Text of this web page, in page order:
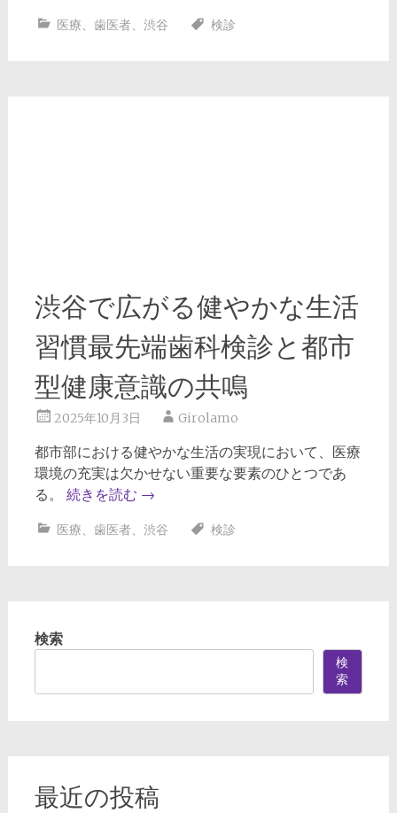
医療、 歯医者、 渋谷 検診
渋谷で広がる健やかな生活
習慣最先端歯科検診と都市
型健康意識の共鳴
2025年10月3日 Girolamo
都市部における健やかな生活の実現において、医療
環境の充実は欠かせない重要な要素のひとつであ
る。 続きを読む →
医療、 歯医者、 渋谷 検診
検索
検
索
最近の投稿